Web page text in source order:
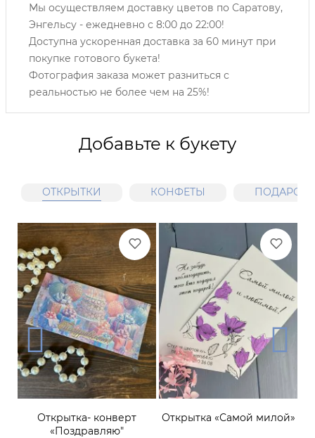
Мы осуществляем доставку цветов по Саратову,
Энгельсу - ежедневно с 8:00 до 22:00!
Доступна ускоренная доставка за 60 минут при
покупке готового букета!
Фотография заказа может разниться с
реальностью не более чем на 25%!
Добавьте к букету
ОТКРЫТКИ КОНФЕТЫ
Открытка- конверт
«Поздравляю"
Открытка «Самой милой»